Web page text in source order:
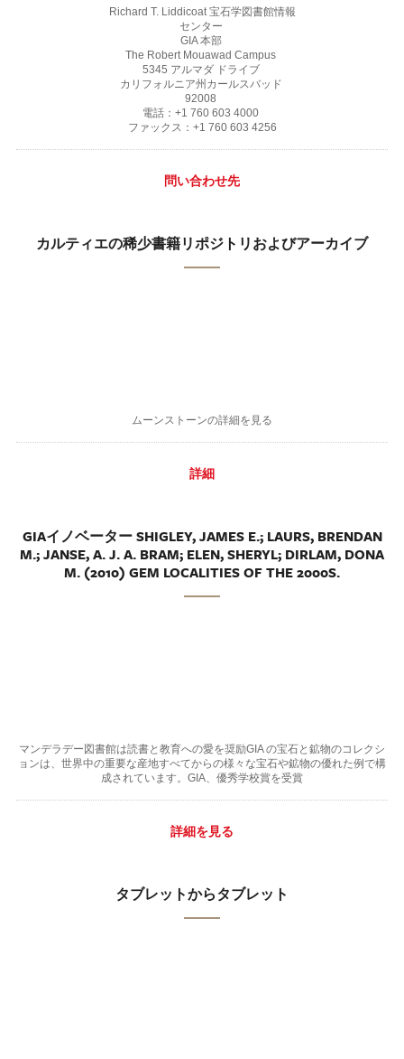
Richard T. Liddicoat 宝石学図書館情報
センター
GIA 本部
The Robert Mouawad Campus
5345 アルマダ ドライブ
カリフォルニア州カールスバッド
92008
電話：+1 760 603 4000
ファックス：+1 760 603 4256
問い合わせ先
カルティエの稀少書籍リポジトリおよびアーカイブ
ムーンストーンの詳細を見る
詳細
GIAイノベーター SHIGLEY, JAMES E.; LAURS, BRENDAN
M.; JANSE, A. J. A. BRAM; ELEN, SHERYL; DIRLAM, DONA
M. (2010) GEM LOCALITIES OF THE 2000S.
マンデラデー図書館は読書と教育への愛を奨励GIA の宝石と鉱物のコレクシ
ョンは、世界中の重要な産地すべてからの様々な宝石や鉱物の優れた例で構
成されています。GIA、優秀学校賞を受賞
詳細を見る
タブレットからタブレット